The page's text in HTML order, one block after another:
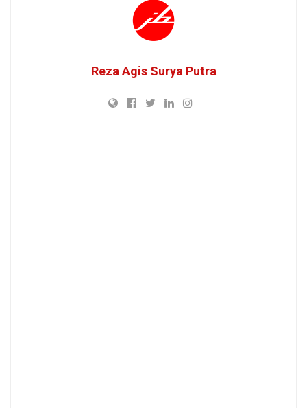
Reza Agis Surya Putra